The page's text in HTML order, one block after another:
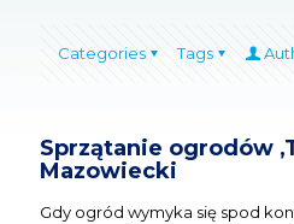
Categories Tags
Sprzątanie ogrodów
Mazowiecki
Gdy ogród wymyka się spod